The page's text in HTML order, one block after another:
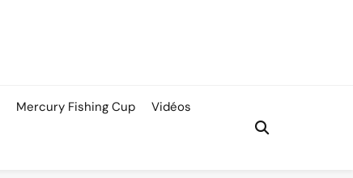
Mercury Fishing Cup Vidéos